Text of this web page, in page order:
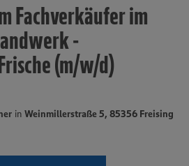
Fachverkäufer im
-
(m/w/d)
in Weinmillerstraße 5, 85356 Freising